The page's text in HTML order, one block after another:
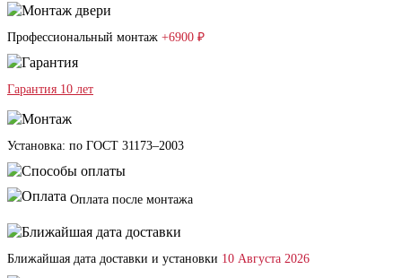
Профессиональный монтаж +6900 ₽
Гарантия 10 лет
Установка: по ГОСТ 31173–2003
Оплата после монтажа
Ближайшая дата доставки и установки 10 Августа 2026